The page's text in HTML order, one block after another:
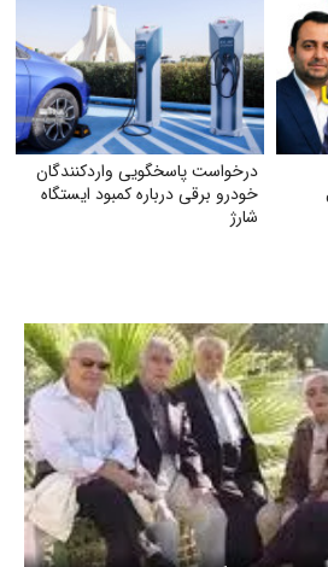
درخواست پاسخگویی واردکنندگان
خودرو برقی درباره کمبود ایستگاه
شارژ